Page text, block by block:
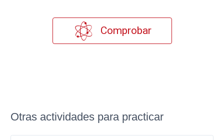
Comprobar
Otras actividades para practicar